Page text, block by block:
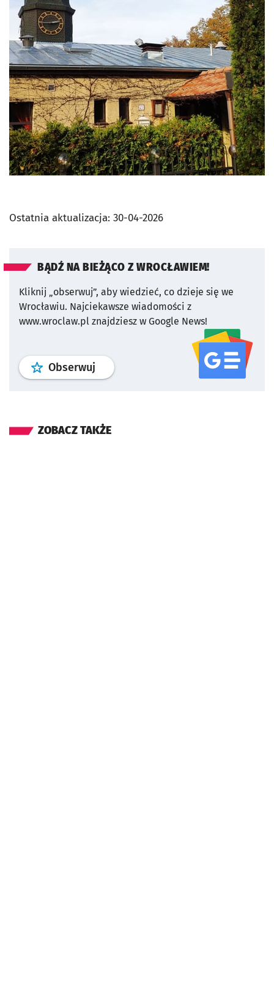
Ostatnia aktualizacja: 30-04-2026
BĄDŹ NA BIEŻĄCO Z WROCŁAWIEM!
Kliknij „obserwuj”, aby wiedzieć, co dzieje się we
Wrocławiu. Najciekawsze wiadomości z
www.wroclaw.pl znajdziesz w Google News!
Obserwuj profil serwisu
ZOBACZ TAKŻE